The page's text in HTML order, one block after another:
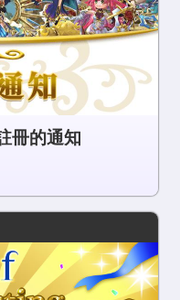
冊的通知